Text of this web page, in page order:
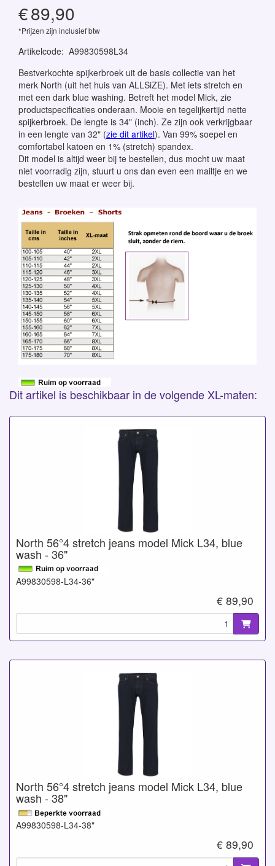
€89,90
*Prijzen zijn inclusief btw
Artikelcode: A99830598L34
Bestverkochte spijkerbroek uit de basis collectie van het
merk North (uit het huis van ALLSiZE). Met iets stretch en
met een dark blue washing. Betreft het model Mick, zie
productspecificaties onderaan. Mooie en tegelijkertijd nette
spijkerbroek. De lengte is 34" (inch). Ze zijn ook verkrijgbaar
in een lengte van 32" (zie dit artikel). Van 99% soepel en
comfortabel katoen en 1% (stretch) spandex.
Dit model is altijd weer bij te bestellen, dus mocht uw maat
niet voorradig zijn, stuurt u ons dan even een mailtje en we
bestellen uw maat er weer bij.
Dit artikel is beschikbaar in de volgende XL-maten:
North 56°4 stretch jeans model Mick L34, blue
wash - 36"
A99830598-L34-36"
€ 89,90
North 56°4 stretch jeans model Mick L34, blue
wash - 38"
A99830598-L34-38"
€ 89,90